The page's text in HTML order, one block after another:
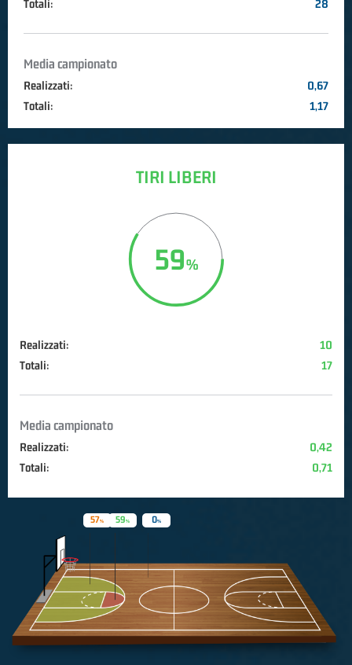
Totali: 28
Media campionato
Realizzati:
0,67
Totali:
1,17
TIRI LIBERI
59
Realizzati:
10
Totali:
17
Media campionato
Realizzati:
0,42
Totali:
0,71
59
57 0